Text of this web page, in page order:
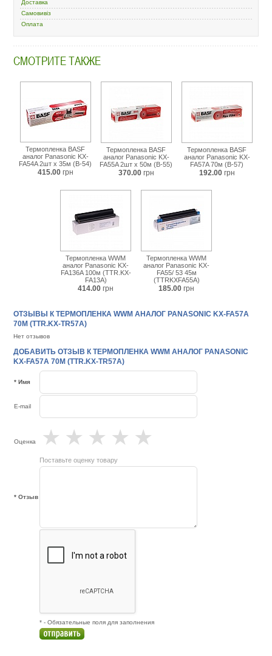
panasonic-
kx-
70-
ttr-
Доставка
Самовивіз
Оплата
СМОТРИТЕ ТАКЖЕ
Термопленка BASF
аналог Panasonic KX-
FA54A 2шт x 35м (B-54)
415.00 грн
Термопленка BASF
аналог Panasonic KX-
FA55A 2шт x 50м (B-55)
370.00 грн
Термопленка BASF
аналог Panasonic KX-
FA57A 70м (B-57)
192.00 грн
Термопленка WWM
аналог Panasonic KX-
FA136A 100м (TTR.KX-
FA13A)
414.00 грн
Термопленка WWM
аналог Panasonic KX-
FA55/ 53 45м
(TTRKXFA55A)
185.00 грн
ОТЗЫВЫ К ТЕРМОПЛЕНКА WWM АНАЛОГ PANASONIC KX-FA57A
70М (TTR.KX-TR57A)
Нет отзывов
ДОБАВИТЬ ОТЗЫВ К ТЕРМОПЛЕНКА WWM АНАЛОГ PANASONIC
KX-FA57A 70М (TTR.KX-TR57A)
* Имя
E-mail
Оценка ★
★
★
★
★
Поставьте оценку товару
* Отзыв
* - Обязательные поля для заполнения